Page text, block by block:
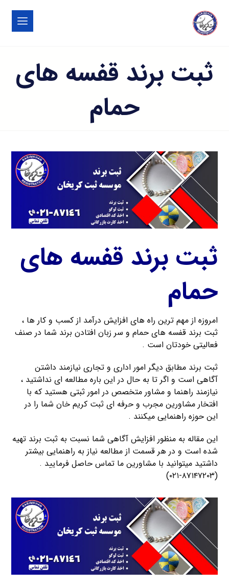
ثبت برند قفسه های
حمام
ثبت برند قفسه های
حمام
امروزه از مهم ترین راه های افزایش درآمد از کسب و کار ها ،
ثبت برند قفسه های حمام و سر زبان افتادن برند شما در صنف
فعالیتی خودتان است .
ثبت برند مطابق دیگر امور اداری و تجاری نیازمند داشتن
آگاهی است و اگر تا به حال در این باره مطالعه ای نداشتید ،
نیازمند راهنما و مشاور متخصص در امور ثبتی هستید که با
افتخار مشاورین مجرب و حرفه ای ثبت کریم خان شما را در
این حوزه راهنمایی میکنند .
این مقاله به منظور افزایش آگاهی شما نسبت به ثبت برند تهیه
شده است و در هر قسمت از مطالعه نیاز به راهنمایی بیشتر
داشتید میتوانید با مشاورین ما تماس حاصل فرمایید .
(۸۷۱۴۷۲۰۳-۰۲۱)